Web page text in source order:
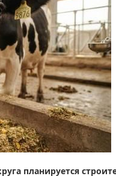
планируется